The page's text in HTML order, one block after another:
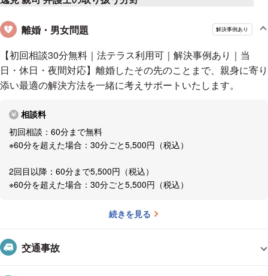
らなくなります。私の役目は，当事者のお話をじっくりお聞き
最初の相談から最終解決に至るまで、当事者の方に寄り添って
何がベストな解決なのかを模索し続けます。
設計ができているのかなどをお聞きし、離婚を思いとどまるよ
うアドバイスをすることもあります。その場合でも、次善の策
を当事者の方と話し合います。
相手との間では、交渉で終わる場合もあれば、調停・裁判まで
する場合もあります。調停・裁判までとなると長丁場です。自
置くことであり、大きなストレスにさらされ続けます。
必ずしも思うようにならず、心身ともに疲労します。どれだけ
長丁場になろうとも、最初から最後まで当事者に寄り添って解
離婚・男女問題 解決事例あり
【初回相談30分無料｜法テラス利用可｜解決事例あり｜当
日・休日・夜間対応】離婚したその先のことまで、親身に寄り
添い最適の解決方法を一緒に考えサポートいたします。
相談料
初回相談：60分まで無料
※60分を超えた場合：30分ごと5,500円（税込）
2回目以降：60分まで5,500円（税込）
※60分を超えた場合：30分ごと5,500円（税込）
続きを見る
交通事故